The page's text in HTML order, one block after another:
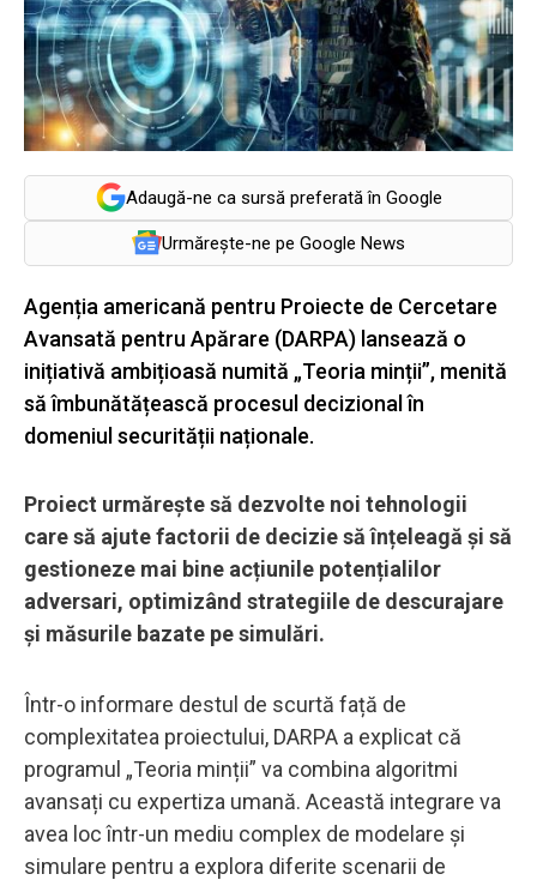
Adaugă-ne ca sursă preferată în Google
Urmărește-ne pe Google News
Agenția americană pentru Proiecte de Cercetare
Avansată pentru Apărare (DARPA) lansează o
inițiativă ambițioasă numită „Teoria minții”, menită
să îmbunătățească procesul decizional în
domeniul securității naționale.
Proiect urmărește să dezvolte noi tehnologii
care să ajute factorii de decizie să înțeleagă și să
gestioneze mai bine acțiunile potențialilor
adversari, optimizând strategiile de descurajare
și măsurile bazate pe simulări.
Într-o informare destul de scurtă față de
complexitatea proiectului, DARPA a explicat că
programul „Teoria minții” va combina algoritmi
avansați cu expertiza umană. Această integrare va
avea loc într-un mediu complex de modelare și
simulare pentru a explora diferite scenarii de